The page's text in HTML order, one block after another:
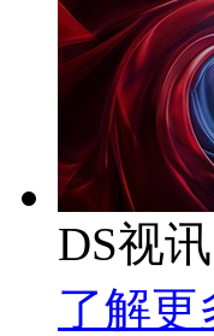
DS视
了解更